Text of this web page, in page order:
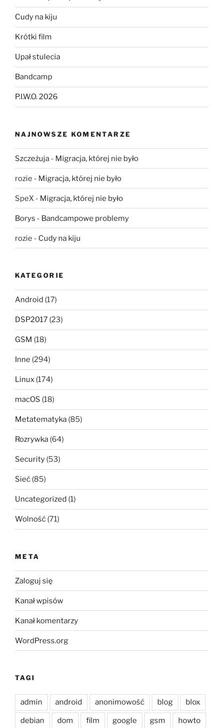
Cudy na kiju
Krótki film
Upał stulecia
Bandcamp
P.I.W.O. 2026
NAJNOWSZE KOMENTARZE
Szczeżuja - Migracja, której nie było
rozie - Migracja, której nie było
SpeX - Migracja, której nie było
Borys - Bandcampowe problemy
rozie - Cudy na kiju
KATEGORIE
Android (17)
DSP2017 (23)
GSM (18)
Inne (294)
Linux (174)
macOS (18)
Metatematyka (85)
Rozrywka (64)
Security (53)
Sieć (85)
Uncategorized (1)
Wolność (71)
META
Zaloguj się
Kanał wpisów
Kanał komentarzy
WordPress.org
TAGI
admin android anonimowość blog blox
debian dom film google gsm howto